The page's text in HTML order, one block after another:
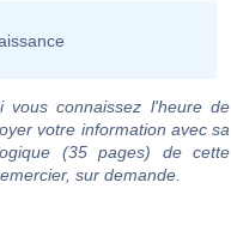
vous connaissez l'heure de
votre information avec sa
(35 pages) de cette
sur demande.